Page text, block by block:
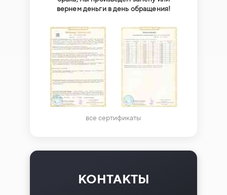
вернем деньги в день обращения!
все сертификаты
КОНТАКТЫ